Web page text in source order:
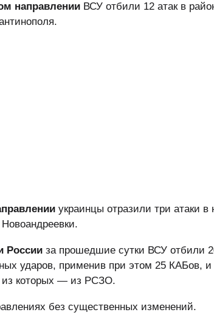
направлении ВСУ отбили 12 атак в
украинцы отразили три атаки
России за прошедшие сутки ВСУ отбили
ударов, применив при этом 25 КАБов,
из которых — из РСЗО.
без существенных изменений.